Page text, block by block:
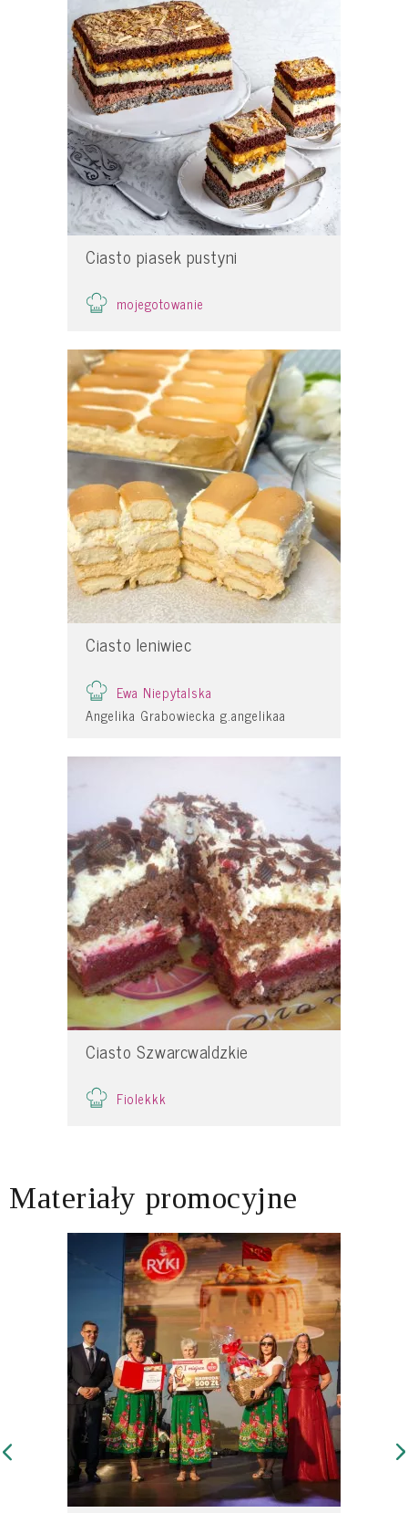
Ciasto piasek pustyni
mojegotowanie
Ciasto leniwiec
Ewa Niepytalska
Angelika Grabowiecka g.angelikaa
Ciasto Szwarcwaldzkie
Fiolekkk
Materiały promocyjne